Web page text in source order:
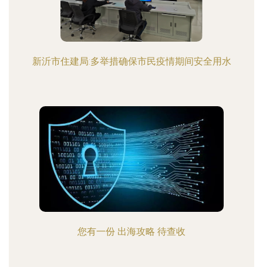
新沂市住建局:多举措确保市民疫情期间安全用水
您有一份 出海攻略 待查收